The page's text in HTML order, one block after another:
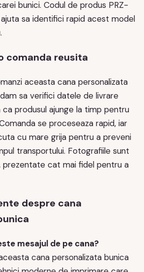
bunici. Codul de produs PRZ-
sa identifici rapid acest model
comanda reusita
aceasta cana personalizata
sa verifici datele de livrare
produsul ajunge la timp pentru
se proceseaza rapid, iar
cu mare grija pentru a preveni
transportului. Fotografiile sunt
prezentate cat mai fidel pentru a
despre cana
mesajul de pe cana?
cana personalizata bunica